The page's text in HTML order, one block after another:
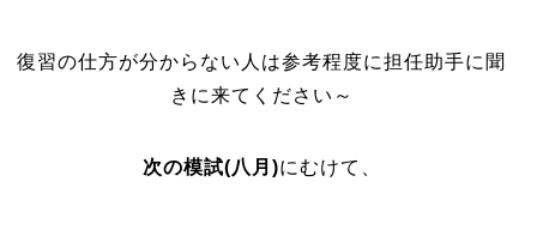
復習の仕方が分からない人は参考程度に担任助手に聞
きに来てください～
次の模試(八月)にむけて、